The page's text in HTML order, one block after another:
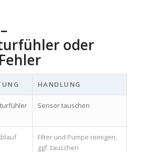
oder
HANDLUNG
Sensor tauschen
Filter und Pumpe reinigen,
ggf. tauschen